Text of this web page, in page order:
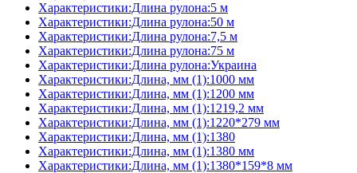
Характеристики:Длина рулона:5 м
Характеристики:Длина рулона:50 м
Характеристики:Длина рулона:7,5 м
Характеристики:Длина рулона:75 м
Характеристики:Длина рулона:Украина
Характеристики:Длина, мм (1):1000 мм
Характеристики:Длина, мм (1):1200 мм
Характеристики:Длина, мм (1):1219,2 мм
Характеристики:Длина, мм (1):1220*279 мм
Характеристики:Длина, мм (1):1380
Характеристики:Длина, мм (1):1380 мм
Характеристики:Длина, мм (1):1380*159*8 мм